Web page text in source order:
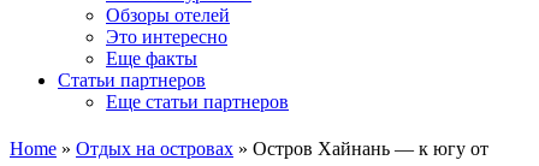
Обзоры отелей
Это интересно
Еще факты
Статьи партнеров
Еще статьи партнеров
Home » Отдых на островах » Остров Хайнань — к югу от